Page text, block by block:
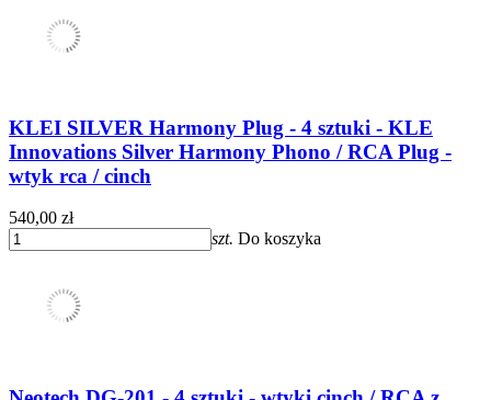
KLEI SILVER Harmony Plug - 4 sztuki - KLE
Innovations Silver Harmony Phono / RCA Plug -
wtyk rca / cinch
540,00 zł
szt. Do koszyka